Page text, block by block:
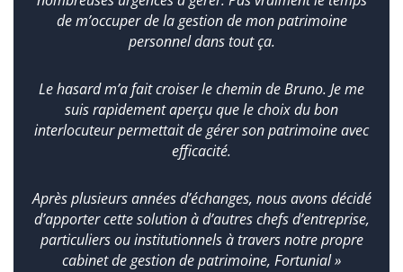
de m’occuper de la gestion de mon patrimoine
personnel dans tout ça.
Le hasard m’a fait croiser le chemin de Bruno. Je me
suis rapidement aperçu que le choix du bon
interlocuteur permettait de gérer son patrimoine avec
efficacité.
Après plusieurs années d’échanges, nous avons décidé
d’apporter cette solution à d’autres chefs d’entreprise,
particuliers ou institutionnels à travers notre propre
cabinet de gestion de patrimoine, Fortunial »